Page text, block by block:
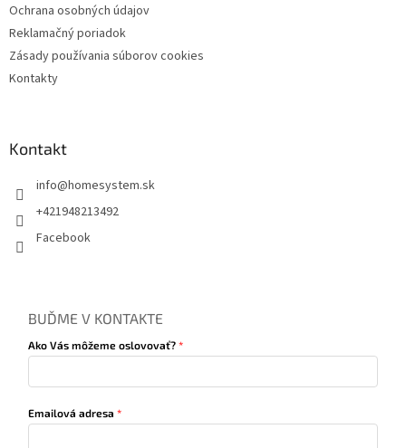
Ochrana osobných údajov
Reklamačný poriadok
Zásady používania súborov cookies
Kontakty
Kontakt
info@homesystem.sk
+421948213492
Facebook
BUĎME V KONTAKTE
Ako Vás môžeme oslovovať?
Emailová adresa